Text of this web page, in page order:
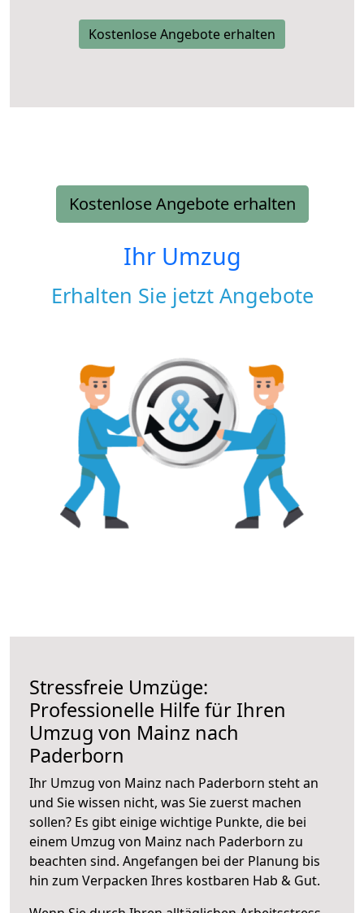
Kostenlose Angebote erhalten
Kostenlose Angebote erhalten
Ihr Umzug
Erhalten Sie jetzt Angebote
Stressfreie Umzüge:
Professionelle Hilfe für Ihren
Umzug von Mainz nach
Paderborn
Ihr Umzug von Mainz nach Paderborn steht an
und Sie wissen nicht, was Sie zuerst machen
sollen? Es gibt einige wichtige Punkte, die bei
einem Umzug von Mainz nach Paderborn zu
beachten sind. Angefangen bei der Planung bis
hin zum Verpacken Ihres kostbaren Hab & Gut.